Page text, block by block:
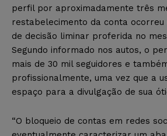
perfil por aproximadamente três
restabelecimento da conta ocorreu
de decisão liminar proferida no
Segundo informado nos autos, o
mais de 30 mil seguidores e
profissionalmente, uma vez que a
espaço para a divulgação de sua
“O bloqueio de contas em redes